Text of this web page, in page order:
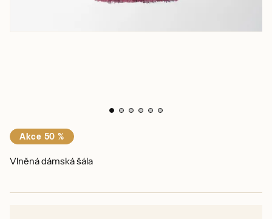
Akce 50 %
Vlněná dámská šála